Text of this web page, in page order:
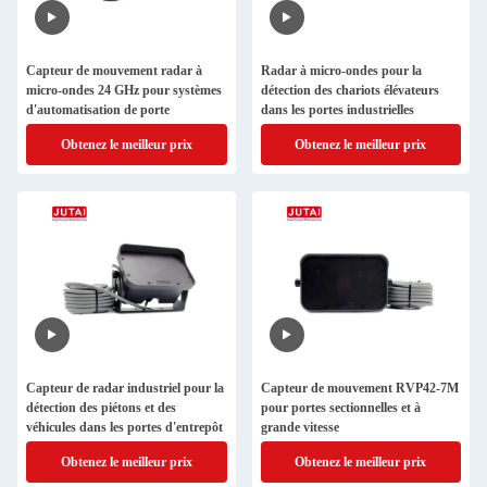
Capteur de mouvement radar à
micro-ondes 24 GHz pour systèmes
d'automatisation de porte
Obtenez le meilleur prix
Radar à micro-ondes pour la
détection des chariots élévateurs
dans les portes industrielles
Obtenez le meilleur prix
Capteur de radar industriel pour la
détection des piétons et des
véhicules dans les portes d'entrepôt
Obtenez le meilleur prix
Capteur de mouvement RVP42-7M
pour portes sectionnelles et à
grande vitesse
Obtenez le meilleur prix